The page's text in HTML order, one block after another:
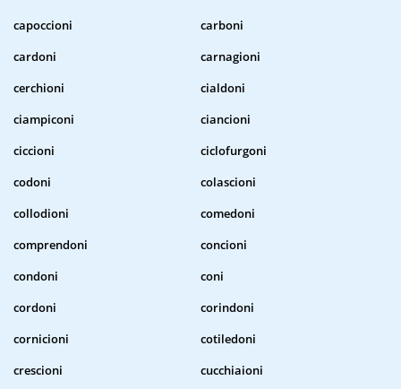
capoccioni
carboni
cardoni
carnagioni
cerchioni
cialdoni
ciampiconi
ciancioni
ciccioni
ciclofurgoni
codoni
colascioni
collodioni
comedoni
comprendoni
concioni
condoni
coni
cordoni
corindoni
cornicioni
cotiledoni
crescioni
cucchiaioni